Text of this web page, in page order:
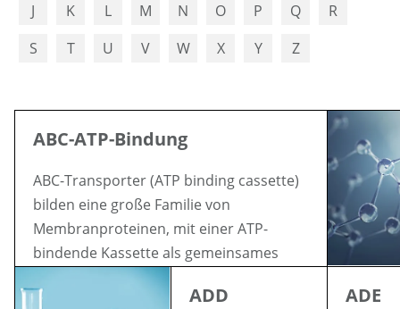
J
K L M N O P Q
R
S
T U V W X Y Z
ABC-ATP-Bindung
ABC-Transporter (ATP binding cassette)
bilden eine große Familie von
Membranproteinen, mit einer ATP-
bindende Kassette als gemeinsames
Strukturelement
ADD ADE